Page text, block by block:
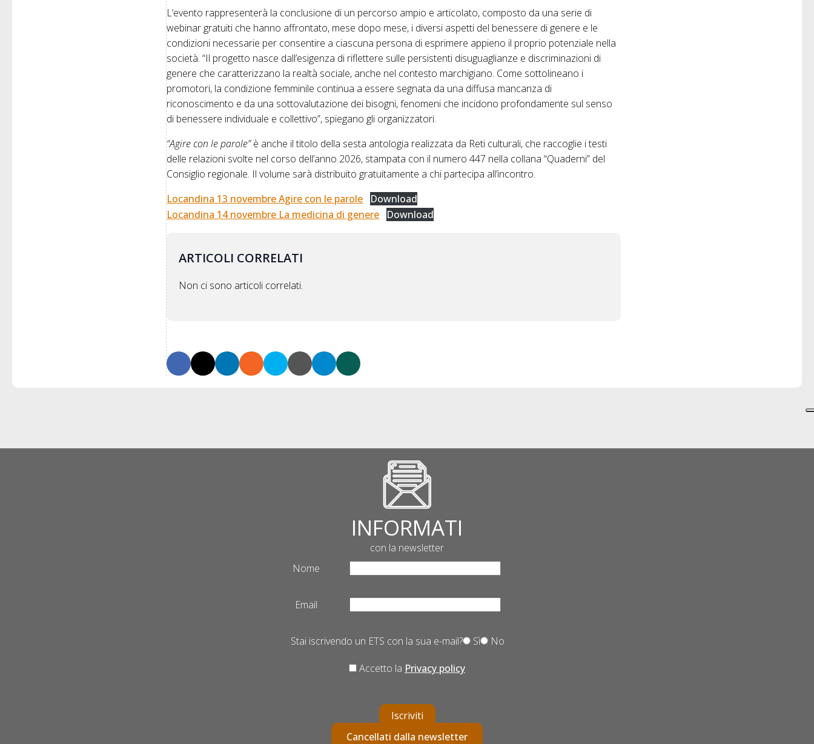
L’evento rappresenterà la conclusione di un percorso ampio e articolato, composto da una serie di
webinar gratuiti che hanno affrontato, mese dopo mese, i diversi aspetti del benessere di genere e le
condizioni necessarie per consentire a ciascuna persona di esprimere appieno il proprio potenziale nella
società. “Il progetto nasce dall’esigenza di riflettere sulle persistenti disuguaglianze e discriminazioni di
genere che caratterizzano la realtà sociale, anche nel contesto marchigiano. Come sottolineano i
promotori, la condizione femminile continua a essere segnata da una diffusa mancanza di
riconoscimento e da una sottovalutazione dei bisogni, fenomeni che incidono profondamente sul senso
di benessere individuale e collettivo”, spiegano gli organizzatori.
“Agire con le parole”è anche il titolo della sesta antologia realizzata da Reti culturali, che raccoglie i testi
delle relazioni svolte nel corso dell’anno 2026, stampata con il numero 447 nella collana “Quaderni” del
Consiglio regionale. Il volume sarà distribuito gratuitamente a chi partecipa all’incontro.
Locandina 13 novembre Agire con le parole
Download
Locandina 14 novembre La medicina di genere
Download
ARTICOLI CORRELATI
Non ci sono articoli correlati.
INFORMATI
con la newsletter
Nome
Email
Stai iscrivendo un ETS con la sua e-mail? Sì No
Accetto la Privacy policy
Iscriviti
Cancellati dalla newsletter